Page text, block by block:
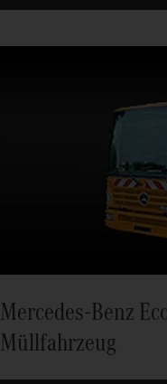
Mercedes-Benz
Müllfahrzeug